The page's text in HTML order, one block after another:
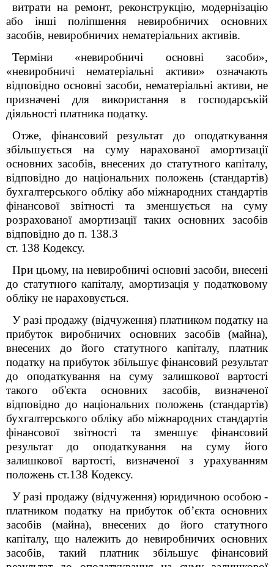
витрати на ремонт, реконструкцію, модернізацію
або інші поліпшення невиробничих основних
засобів, невиробничих нематеріальних активів.
Терміни «невиробничі основні засоби»,
«невиробничі нематеріальні активи» означають
відповідно основні засоби, нематеріальні активи, не
призначені для використання в господарській
діяльності платника податку.
Отже, фінансовий результат до оподаткування
збільшується на суму нарахованої амортизації
основних засобів, внесених до статутного капіталу,
відповідно до національних положень (стандартів)
бухгалтерського обліку або міжнародних стандартів
фінансової звітності та зменшується на суму
розрахованої амортизації таких основних засобів
відповідно до п. 138.3
ст. 138 Кодексу.
При цьому, на невиробничі основні засоби, внесені
до статутного капіталу, амортизація у податковому
обліку не нараховується.
У разі продажу (відчуження) платником податку на
прибуток виробничих основних засобів (майна),
внесених до його статутного капіталу, платник
податку на прибуток збільшує фінансовий результат
до оподаткування на суму залишкової вартості
такого об'єкта основних засобів, визначеної
відповідно до національних положень (стандартів)
бухгалтерського обліку або міжнародних стандартів
фінансової звітності та зменшує фінансовий
результат до оподаткування на суму його
залишкової вартості, визначеної з урахуванням
положень ст.138 Кодексу.
У разі продажу (відчуження) юридичною особою -
платником податку на прибуток об’єкта основних
засобів (майна), внесених до його статутного
капіталу, що належить до невиробничих основних
засобів, такий платник збільшує фінансовий